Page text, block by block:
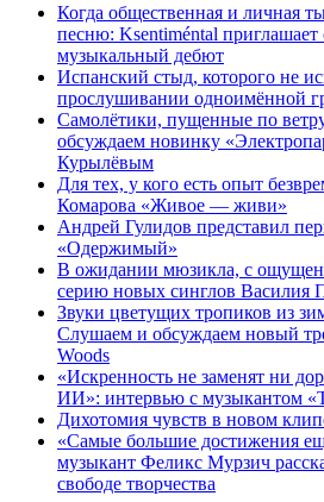
Когда общественная и личная
песню: Ksentiméntal приглашает
музыкальный дебют
Испанский стыд, которого не
прослушивании одноимённой
Самолётики, пущенные по
обсуждаем новинку
Курылёвым
Для тех, у кого есть опыт
Комарова «Живое — живи»
Андрей Гулидов представил
«Одержимый»
В ожидании мюзикла, с
серию новых синглов Василия
Звуки цветущих тропиков из
Слушаем и обсуждаем новый
Woods
«Искренность не заменят ни
ИИ»: интервью с музыкантом
Дихотомия чувств в новом
«Самые большие достижения
музыкант Феликс Мурзич
свободе творчества